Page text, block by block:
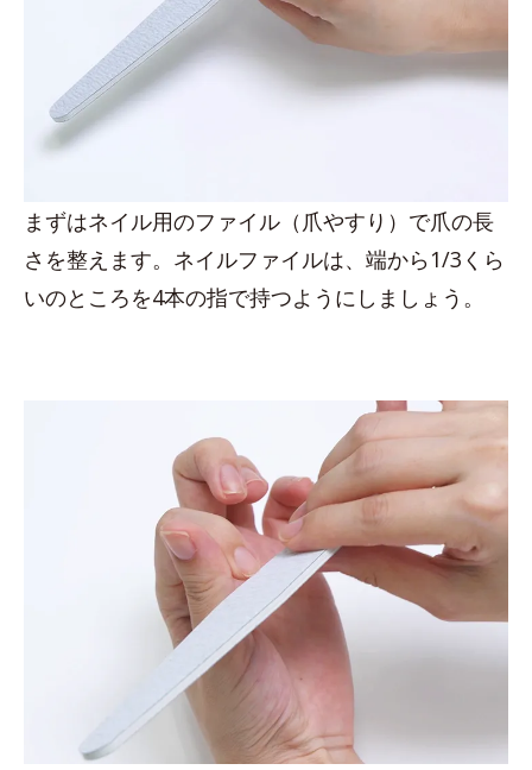
まずはネイル用のファイル（爪やすり）で爪の長
さを整えます。ネイルファイルは、端から1/3くら
いのところを4本の指で持つようにしましょう。